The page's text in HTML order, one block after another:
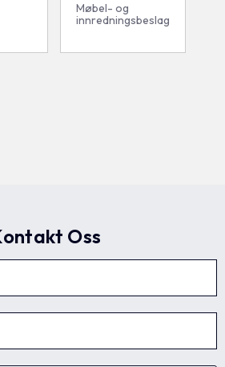
Møbel- og
innredningsbeslag
Oss